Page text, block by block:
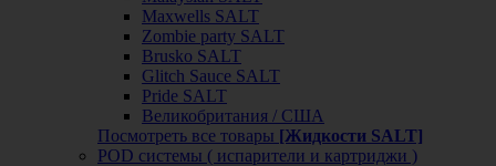
Maxwells SALT
Zombie party SALT
Brusko SALT
Glitch Sauce SALT
Pride SALT
Великобритания / США
Посмотреть все товары [Жидкости SALT]
POD системы ( испарители и картриджи )